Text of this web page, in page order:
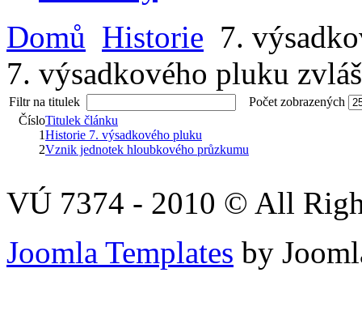
Domů Historie 7.
7. výsadkového pluku
Filtr na titulek
Počet zobrazených
ČísloTitulek článku
1Historie 7. výsadkového pluku
2Vznik jednotek hloubkového průzkumu
VÚ 7374 - 2010 © All
Joomla Templates by